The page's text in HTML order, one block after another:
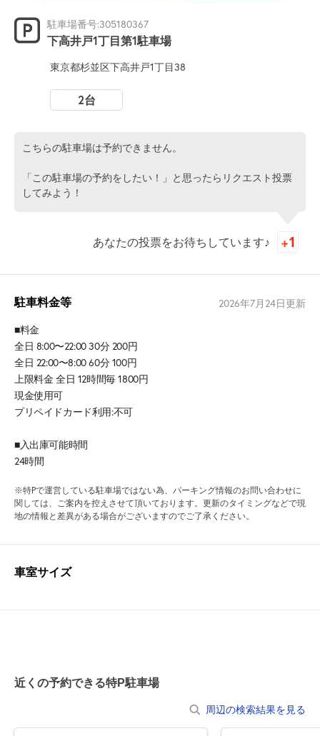
駐車場番号:305180367
下高井戸1丁目第1駐車場
東京都杉並区下高井戸1丁目38
2台
こちらの駐車場は予約できません。
「この駐車場の予約をしたい！」と思ったらリクエスト投票
してみよう！
あなたの投票をお待ちしています♪
駐車料金等 2026年7月24日更新
■料金
全日 8:00〜22:00 30分 200円
全日 22:00〜8:00 60分 100円
上限料金 全日 12時間毎 1800円
現金使用可
プリペイドカード利用:不可
■入出庫可能時間
24時間
※特Pで運営している駐車場ではない為、パーキング情報のお問い合わせに
関しては、ご案内を控えさせて頂いております。更新のタイミングなどで現
地の情報と差異がある場合がございますのでご了承ください。
車室サイズ
近くの予約できる特P駐車場
周辺の検索結果を見る